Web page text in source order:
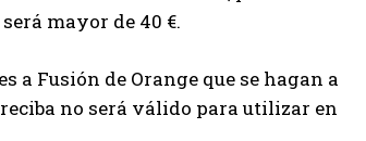
mayor de 40 €.
Fusión de Orange que se hagan a
no será válido para utilizar en